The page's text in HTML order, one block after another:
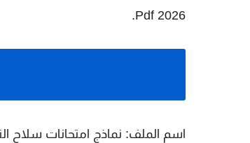
2026 Pdf
.
اسم الملف: نماذج امتحانات سلاح